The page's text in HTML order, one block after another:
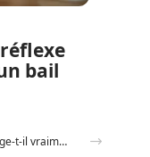
bail
Vente appartement à Marrakech : quelles erreurs font fuir les acheteurs ?